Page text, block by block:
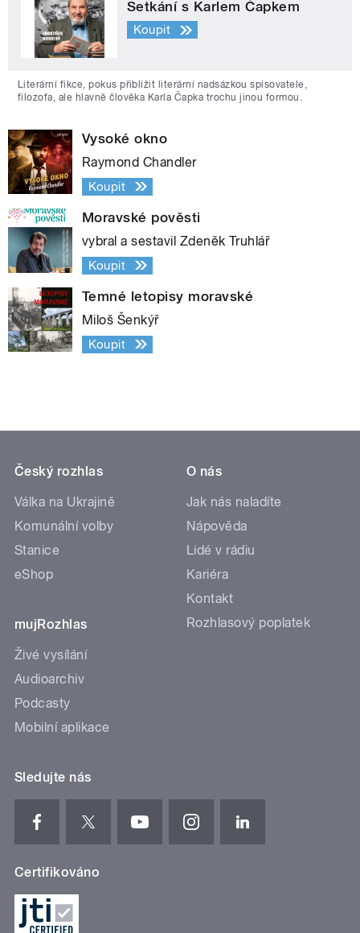
Setkání s Karlem Čapkem
Koupit
Literární fikce, pokus přiblížit literární nadsázkou spisovatele,
filozofa, ale hlavně člověka Karla Čapka trochu jinou formou.
Vysoké okno
Raymond Chandler
Koupit
Moravské pověsti
vybral a sestavil Zdeněk Truhlář
Koupit
Temné letopisy moravské
Miloš Šenkýř
Koupit
Český rozhlas
Válka na Ukrajině
Komunální volby
Stanice
eShop
mujRozhlas
Živé vysílání
Audioarchiv
Podcasty
Mobilní aplikace
O nás
Jak nás naladíte
Nápověda
Lidé v rádiu
Kariéra
Kontakt
Rozhlasový poplatek
Sledujte nás
Certifikováno